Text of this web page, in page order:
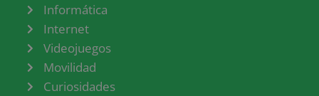
Informática
Internet
Videojuegos
Movilidad
Curiosidades